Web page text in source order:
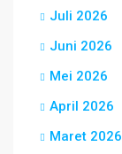
Juli 2026
Juni 2026
Mei 2026
April 2026
Maret 2026